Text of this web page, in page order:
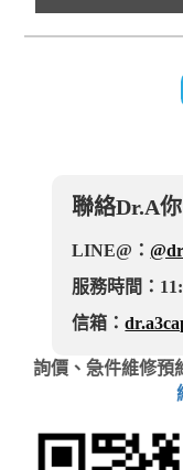
聯絡Dr.A
LINE@：
服務時間：
信箱：
詢價、急件維修預